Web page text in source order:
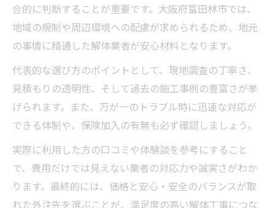
合的に判断することが重要です。大阪府富田林市では、
地域の規制や周辺環境への配慮が求められるため、地元
の事情に精通した解体業者が安心材料となります。
代表的な選び方のポイントとして、現地調査の丁寧さ、
見積もりの透明性、そして過去の施工事例の豊富さが挙
げられます。また、万が一のトラブル時に迅速な対応が
できる体制や、保険加入の有無も必ず確認しましょう。
実際に利用した方の口コミや体験談を参考にすること
で、費用だけでは見えない業者の対応力や誠実さがわか
ります。最終的には、価格と安心・安全のバランスが取
れた外注先を選ぶことが、満足度の高い解体工事につな